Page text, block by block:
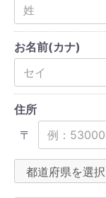
お名前(カナ)
住所
〒